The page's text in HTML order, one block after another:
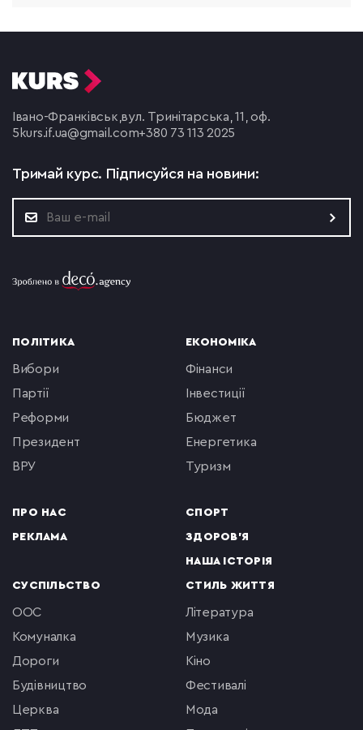
Івано-Франківськ,вул. Тринітарська, 11, оф.
5 kurs.if.ua@gmail.com+380 73 113 2025
Тримай курс. Підписуйся на новини:
ПОЛІТИКА
вибори
партії
реформи
президент
ВРУ
ПРО НАС
РЕКЛАМА
ЕКОНОМІКА
фінанси
інвестиції
бюджет
енергетика
туризм
СПОРТ
ЗДОРОВ'Я
НАША ІСТОРІЯ
СУСПІЛЬСТВО
ООС
комуналка
Дороги
будівництво
церква
СТИЛЬ ЖИТТЯ
література
музика
кіно
фестивалі
мода